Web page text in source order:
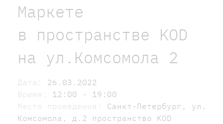
Маркете
в пространстве KOD
на ул.Комсомола 2
Дата: 26.03.2022
Время: 12:00 - 19:00
Место проведения: Санкт-Петербург, ул.
Комсомола, д.2 пространство KOD